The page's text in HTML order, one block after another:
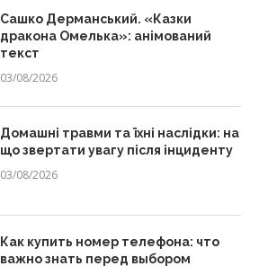
Сашко Дерманський. «Казки
дракона Омелька»: анімований
текст
03/08/2026
Домашні травми та їхні наслідки: на
що звертати увагу після інциденту
03/08/2026
Как купить номер телефона: что
важно знать перед выбором